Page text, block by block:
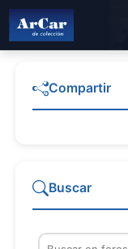
Compartir
Buscar